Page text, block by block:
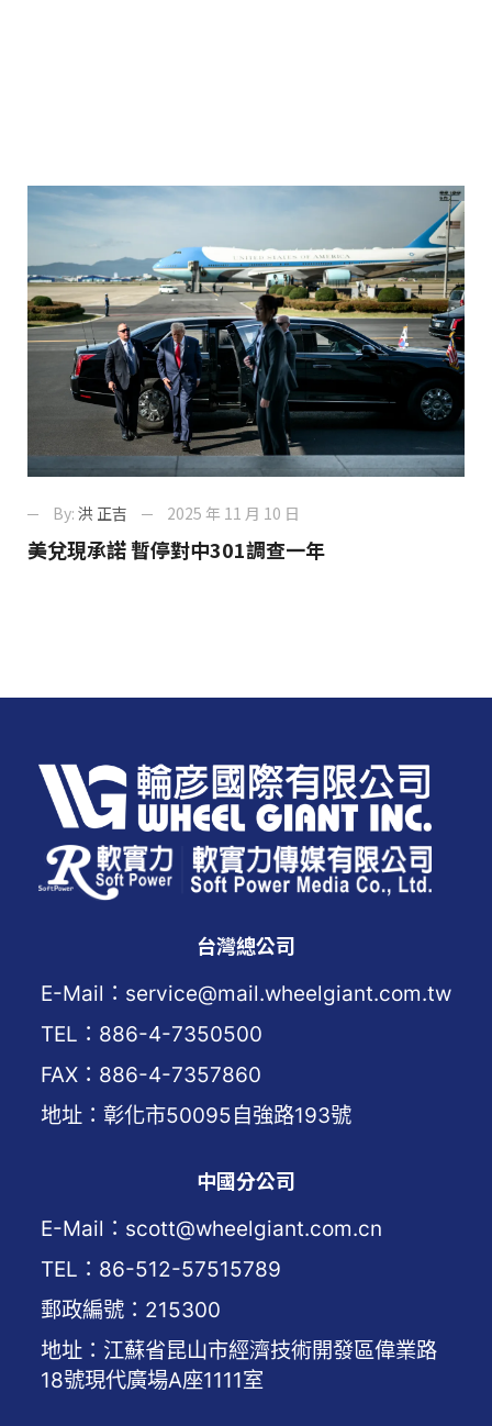
By: 洪 正吉 2025 年 11 月 10 日
美兌現承諾 暫停對中301調查一年
台灣總公司
E-Mail：service@mail.wheelgiant.com.tw
TEL：886-4-7350500
FAX：886-4-7357860
地址：彰化市50095自強路193號
中國分公司
E-Mail：scott@wheelgiant.com.cn
TEL：86-512-57515789
郵政編號：215300
地址：江蘇省昆山市經濟技術開發區偉業路
18號現代廣場A座1111室